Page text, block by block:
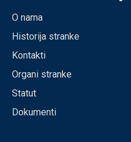
O nama
Historija stranke
Kontakti
Organi stranke
Statut
Dokumenti